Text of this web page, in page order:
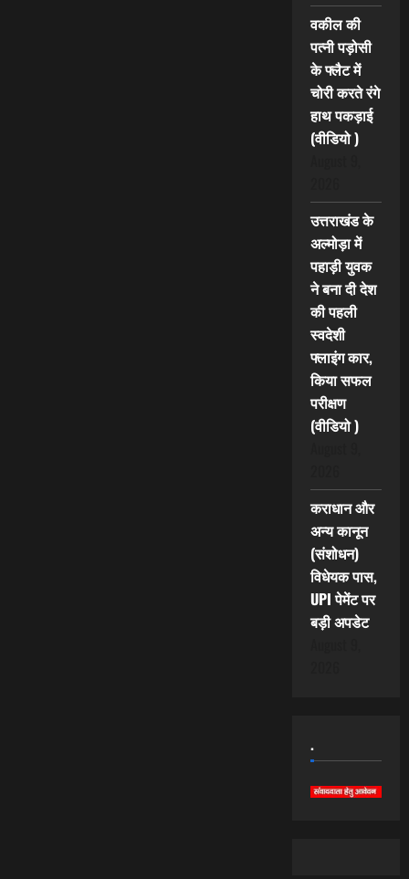
वकील की
पत्नी पड़ोसी
के फ्लैट में
चोरी करते रंगे
हाथ पकड़ाई
(वीडियो )
उत्तराखंड के
अल्मोड़ा में
पहाड़ी युवक
ने बना दी देश
की पहली
स्वदेशी
फ्लाइंग कार,
किया सफल
परीक्षण
(वीडियो )
कराधान और
अन्य कानून
(संशोधन)
विधेयक पास,
UPI पेमेंट पर
बड़ी अपडेट
.